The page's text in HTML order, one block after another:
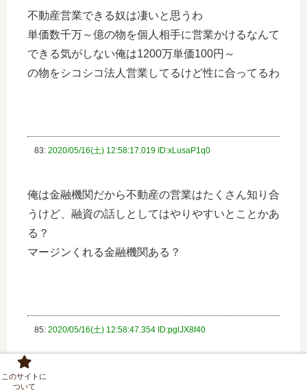
不動産営業できる奴は凄いと思うわ
単価数千万～億の物を個人相手に営業かけるなんて
できる気がしない俺は1200万単価100円～
の物をシコシコ法人営業してるけど性に合ってるわ
83: 2020/05/16(土) 12:58:17.019 ID:xLusaP1q0
俺は金融機関だから不動産の営業はたくさん知り合
うけど、融資の話しとしてはやりやすいとことかあ
る？
マージンくれる金融機関ある？
85: 2020/05/16(土) 12:58:47.354 ID:pglJX8f40
こういう営業ってセールストークがどうのとか言う
このサイトに
ついて